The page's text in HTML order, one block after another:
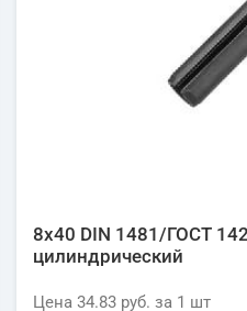
8х40 DIN 1481/ГОСТ
цилиндрический
Цена 34.83 руб. за 1 шт